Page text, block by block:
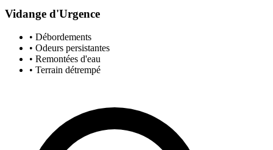
Vidange d'Urgence
• Débordements
• Odeurs persistantes
• Remontées d'eau
• Terrain détrempé